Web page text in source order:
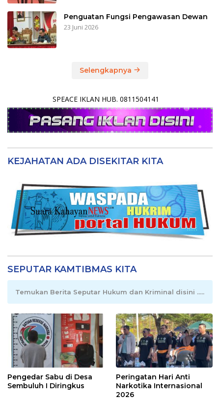
Penguatan Fungsi Pengawasan Dewan
23 Juni 2026
Selengkapnya
SPEACE IKLAN HUB. 0811504141
KEJAHATAN ADA DISEKITAR KITA
SEPUTAR KAMTIBMAS KITA
Temukan Berita Seputar Hukum dan Kriminal disini .....
Pengedar Sabu di Desa
Sembuluh I Diringkus
Peringatan Hari Anti
Narkotika Internasional
2026